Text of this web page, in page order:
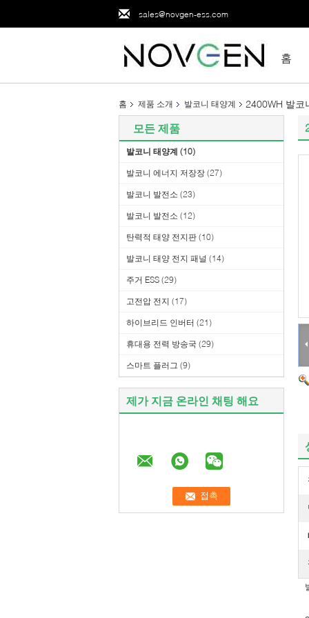
sales@novgen-ess.com
홈
홈 제품 소개 발코니 태양계 2400WH 발코
모든 제품
발코니 태양계 (10)
발코니 에너지 저장장 (27)
발코니 발전소 (23)
발코니 발전소 (12)
탄력적 태양 전지판 (10)
발코니 태양 전지 패널 (14)
주거 ESS (29)
고전압 전지 (17)
하이브리드 인버터 (21)
휴대용 전력 방송국 (29)
스마트 플러그 (9)
제가 지금 온라인 채팅 해요